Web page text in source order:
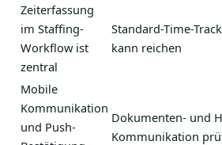
Zeiterfassung
im Staffing-
Workflow ist
zentral
Standard-Time-
kann reichen
Mobile
Kommunikation
und Push-
Dokumenten- und
Kommunikation